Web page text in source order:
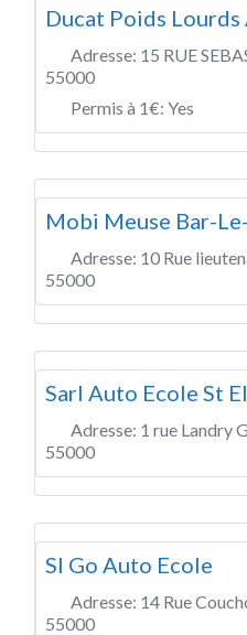
Ducat Poids
Adresse: 15 RUE
55000
Permis à 1€: Yes
Mobi Meuse Bar-
Adresse: 10 Rue
55000
Sarl Auto Ecole St
Adresse: 1 rue Landry
55000
Sl Go Auto Ecole
Adresse: 14 Rue
55000